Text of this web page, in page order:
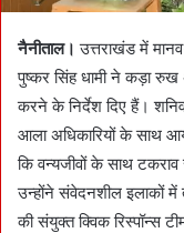
नैनीताल। उत्तराखंड में
पुष्कर सिंह धामी ने कड़ा रुख
करने के निर्देश दिए हैं।
आला अधिकारियों के साथ
कि वन्यजीवों के साथ
उन्होंने संवेदनशील इलाकों
की संयुक्त क्विक रिस्पॉन्स